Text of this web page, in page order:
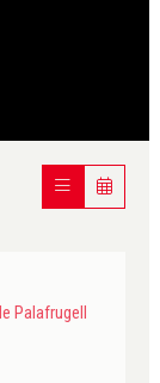
Palafrugell